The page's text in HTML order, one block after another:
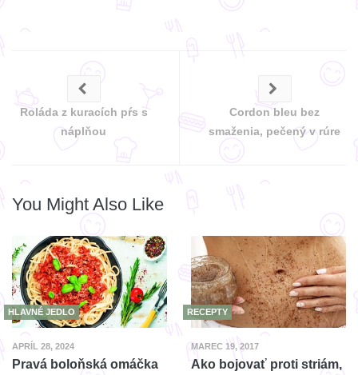
Roláda z kuracích pŕs s
náplňou
Cordon bleu bez
smaženia, pečený v rúre
You Might Also Like
HLAVNÉ JEDLO
APRÍL 28, 2024
Pravá boloňská omáčka
RECEPTY
MAREC 19, 2017
Ako bojovať proti striám,